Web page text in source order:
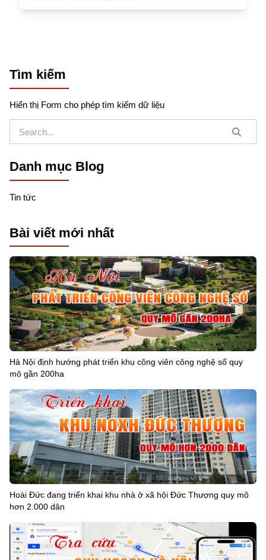
Tìm kiếm
Hiển thị Form cho phép tìm kiếm dữ liệu
Danh mục Blog
Tin tức
Bài viết mới nhất
Hà Nội định hướng phát triển khu công viên công nghệ số quy
mô gần 200ha
Hoài Đức đang triển khai khu nhà ở xã hội Đức Thượng quy mô
hơn 2.000 dân